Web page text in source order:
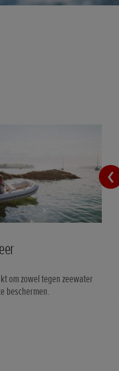
om zowel tegen zeewater
beschermen.